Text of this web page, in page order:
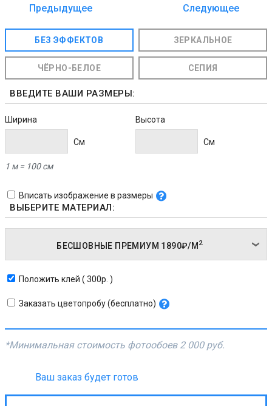
Предыдущее
Следующее
БЕЗ ЭФФЕКТОВ ЗЕРКАЛЬНОЕ
ЧЁРНО-БЕЛОЕ СЕПИЯ
ВВЕДИТЕ ВАШИ РАЗМЕРЫ:
Ширина
Cм
Высота
Cм
1 м = 100 см
Вписать изображение в размеры
ВЫБЕРИТЕ МАТЕРИАЛ:
БЕСШОВНЫЕ ПРЕМИУМ 1890₽/М 2
Положить клей ( 300р. )
Заказать цветопробу (бесплатно)
*Минимальная стоимость фотообоев 2 000 руб.
Ваш заказ будет готов